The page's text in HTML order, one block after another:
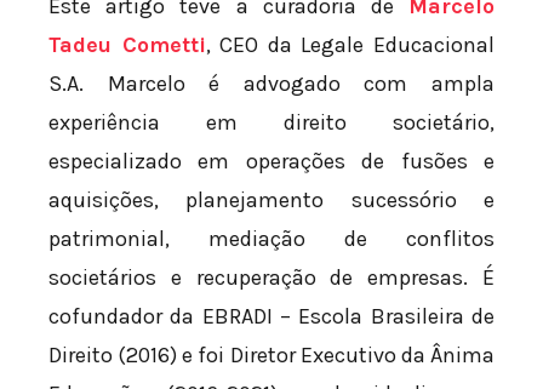
Este artigo teve a curadoria de Marcelo
Tadeu Cometti, CEO da Legale Educacional
S.A. Marcelo é advogado com ampla
experiência em direito societário,
especializado em operações de fusões e
aquisições, planejamento sucessório e
patrimonial, mediação de conflitos
societários e recuperação de empresas. É
cofundador da EBRADI – Escola Brasileira de
Direito (2016) e foi Diretor Executivo da Ânima